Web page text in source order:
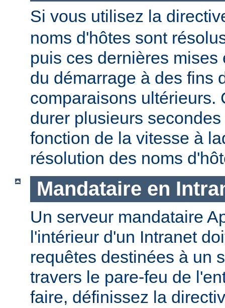
Si vous utilisez la
noms d'hôtes sont
puis ces dernières mises
du démarrage à des fins
comparaisons ultérieurs.
durer plusieurs
fonction de la vitesse à
résolution des noms
Mandataire en
Un serveur mandataire
l'intérieur d'un Intranet
requêtes destinées à un
travers le pare-feu de
faire, définissez la